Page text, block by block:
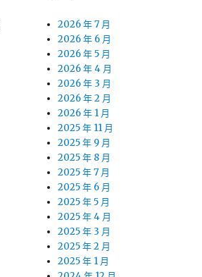
2026 年 7 月
2026 年 6 月
2026 年 5 月
2026 年 4 月
2026 年 3 月
2026 年 2 月
2026 年 1 月
2025 年 11 月
2025 年 9 月
2025 年 8 月
2025 年 7 月
2025 年 6 月
2025 年 5 月
2025 年 4 月
2025 年 3 月
2025 年 2 月
2025 年 1 月